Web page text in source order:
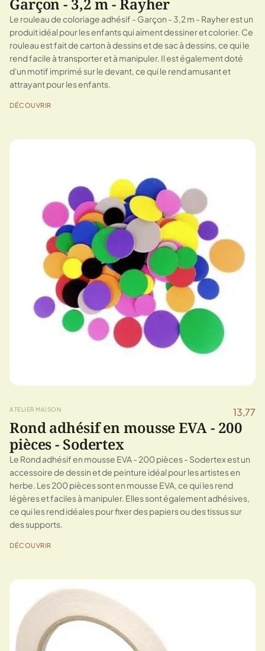
Le rouleau de coloriage adhésif - Garçon - 3,2 m - Rayher est un
produit idéal pour les enfants qui aiment dessiner et colorier. Ce
rouleau est fait de carton à dessins et de sac à dessins, ce qui le
rend facile à transporter et à manipuler. Il est également doté
d'un motif imprimé sur le devant, ce qui le rend amusant et
attrayant pour les enfants.
DÉCOUVRIR
ATELIER MAISON 13,77
Rond adhésif en mousse EVA - 200
pièces - Sodertex
Le Rond adhésif en mousse EVA - 200 pièces - Sodertex est un
accessoire de dessin et de peinture idéal pour les artistes en
herbe. Les 200 pièces sont en mousse EVA, ce qui les rend
légères et faciles à manipuler. Elles sont également adhésives,
ce qui les rend idéales pour fixer des papiers ou des tissus sur
des supports.
DÉCOUVRIR